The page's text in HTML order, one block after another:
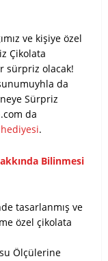
ve kişiye özel
Çikolata
sürpriz olacak!
da
Sürpriz
da
.
Bilinmesi
tasarlanmış ve
özel çikolata
Ölçülerine